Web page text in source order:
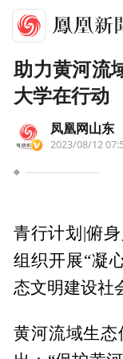
助力黄河流
大学在行动
凤凰网山东
2023/08/12
青行计划|俯
组织开展“凝
态文明建设社
黄河流域生